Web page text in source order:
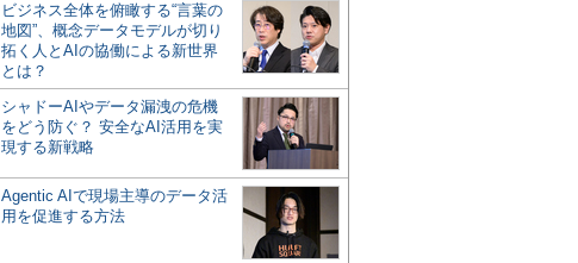
ビジネス全体を俯瞰する“言葉の
地図”、概念データモデルが切り
拓く人とAIの協働による新世界
とは？
シャドーAIやデータ漏洩の危機
をどう防ぐ？ 安全なAI活用を実
現する新戦略
Agentic AIで現場主導のデータ活
用を促進する方法